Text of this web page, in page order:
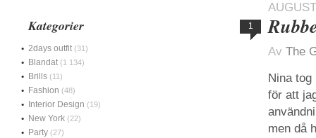
1
Av The
Nina
för att
men då
Kategorier
2days outfit (31)
Blandat (1 134)
Brills (11)
Fashion (48)
Interior Design (19)
New York (22)
Party (27)